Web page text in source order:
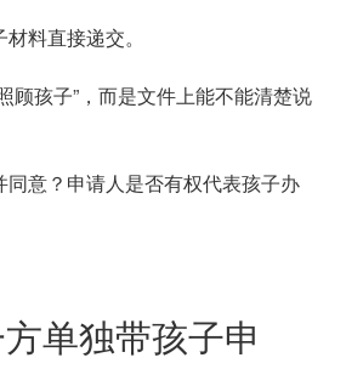
料直接递交。
顾孩子”，而是文件上能不能清楚说
意？申请人是否有权代表孩子办
单独带孩子申